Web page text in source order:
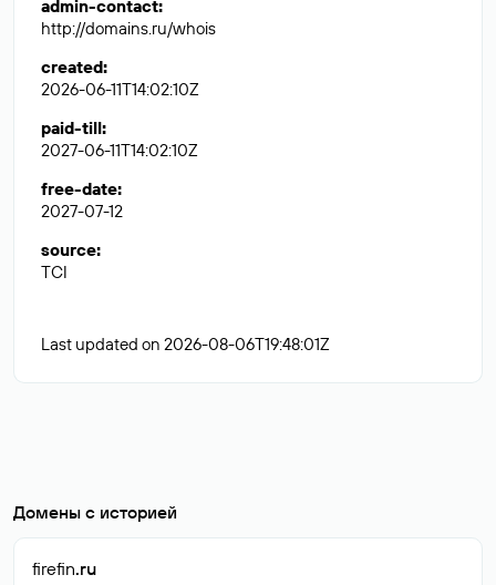
admin-contact:
http://domains.ru/whois
created:
2026-06-11T14:02:10Z
paid-till:
2027-06-11T14:02:10Z
free-date:
2027-07-12
source:
TCI
Last updated on 2026-08-06T19:48:01Z
Домены с историей
firefin.ru